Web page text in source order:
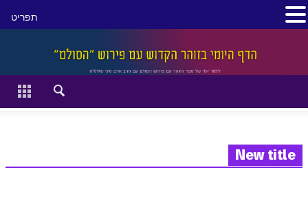
סגור
זוהר מתקדמים
New title
תפריט